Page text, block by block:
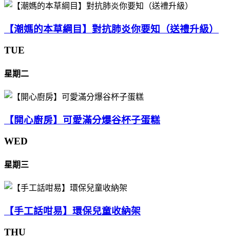
【潮媽的本草綱目】對抗肺炎你要知（送禮升級）
TUE
星期二
【開心廚房】可愛滿分爆谷杯子蛋糕
WED
星期三
【手工話咁易】環保兒童收納架
THU